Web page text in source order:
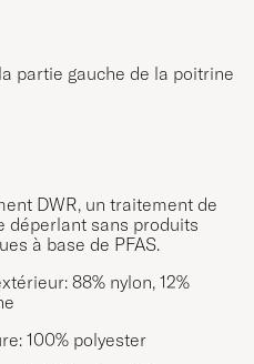
partie gauche de la poitrine
DWR, un traitement de
déperlant sans produits
à base de PFAS.
88% nylon, 12%
100% polyester